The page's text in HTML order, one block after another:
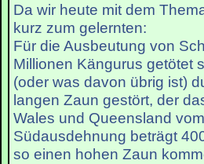
Da wir heute mit dem
kurz zum gelernten:
Für die Ausbeutung von
Millionen Kängurus getötet
(oder was davon übrig ist)
langen Zaun gestört, der
Wales und Queensland
Südausdehnung beträgt
so einen hohen Zaun